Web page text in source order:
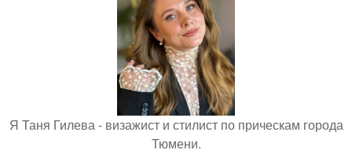
Я Таня Гилева - визажист и стилист по прическам города
Тюмени.